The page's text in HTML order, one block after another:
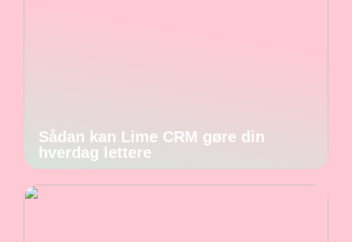
Sådan kan Lime CRM gøre din
hverdag lettere